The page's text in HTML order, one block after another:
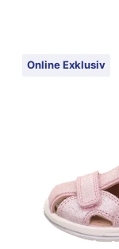
Online Exklusiv